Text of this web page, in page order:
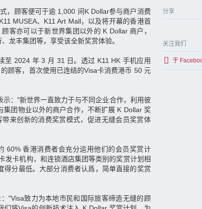
，顾客便可于逾 1,000 间K Dollar参与商户消费
MUSEA、K11 Art Mall，以及将开幕的香港首
客亦可以于新世界集团以外的 K Dollar 商户，
龙丰集团等，享受该全新奖赏体验。
至 2024 年 3 月 31 日。透过 K11 HK 手机应用
顾客，首次使用已连结的Visa卡消费港币 50 元
示："新世界一直致力于与不同企业合作，利用彼
团物业以外的商户合作，不断扩展 K Dollar 奖
来创新的消费奖赏模式，促进无缝会员奖赏体
60% 香港消费者会充分运用他们的会员奖赏计
发卡机构，和连锁酒店集团等类别的奖赏计划相
得分最低。大部分消费者认爲，简单直接的奖赏
"Visa致力为本地市民和国际旅客缔造无缝的顾
分享
关注我们
于